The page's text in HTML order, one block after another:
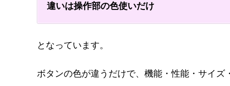
違いは操作部の色使いだけ
となっています。
ボタンの色が違うだけで、機能・性能・サイズ